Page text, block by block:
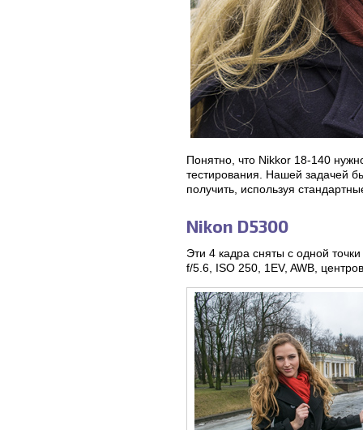
Понятно, что Nikkor 18-140
тестирования. Нашей задачей
получить, используя
Nikon D5300
Эти 4 кадра сняты с одной
f/5.6, ISO 250, 1EV, AWB,